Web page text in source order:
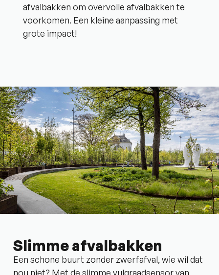
afvalbakken om overvolle afvalbakken te
voorkomen. Een kleine aanpassing met
grote impact!
Slimme afvalbakken
Een schone buurt zonder zwerfafval, wie wil dat
nou niet? Met de slimme vulgraadsensor van